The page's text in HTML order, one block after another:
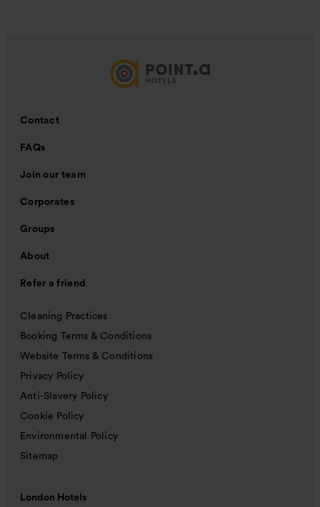
Contact
FAQs
Join our team
Corporates
Groups
About
Refer a friend
Cleaning Practices
Booking Terms & Conditions
Website Terms & Conditions
Privacy Policy
Anti-Slavery Policy
Cookie Policy
Environmental Policy
Sitemap
London Hotels